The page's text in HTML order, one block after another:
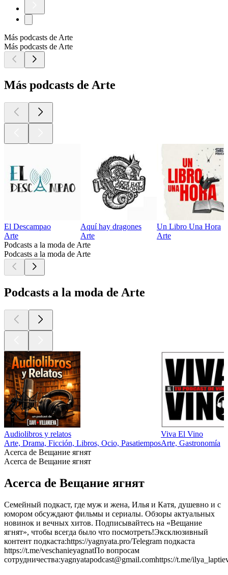
Más podcasts de Arte
Más podcasts de Arte
Más podcasts de Arte
El Descampao
Arte
Aquí hay dragones
Arte
Un Libro Una Hora
Arte
Podcasts a la moda de Arte
Podcasts a la moda de Arte
Podcasts a la moda de Arte
Audiolibros y relatos
Arte, Drama, Ficción, Libros, Ocio, Pasatiempos
Viva El Vino
Arte, Gastronomía
Acerca de Вещание ягнят
Acerca de Вещание ягнят
Acerca de Вещание ягнят
Семейный подкаст, где муж и жена, Илья и Катя, душевно и с
юмором обсуждают фильмы и сериалы. Обзоры актуальных
новинок и вечных хитов. Подписывайтесь на «Вещание
ягнят», чтобы всегда было что посмотреть!Эксклюзивный
контент подкаста:https://yagnyata.pro/Telegram подкаста
https://t.me/veschanieyagnatПо вопросам
сотрудничества:yagnyatapodcast@gmail.comhttps://t.me/